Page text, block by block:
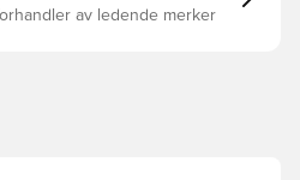
av ledende merker